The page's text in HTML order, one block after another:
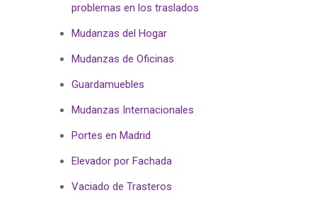
problemas en los traslados
Mudanzas del Hogar
Mudanzas de Oficinas
Guardamuebles
Mudanzas Internacionales
Portes en Madrid
Elevador por Fachada
Vaciado de Trasteros